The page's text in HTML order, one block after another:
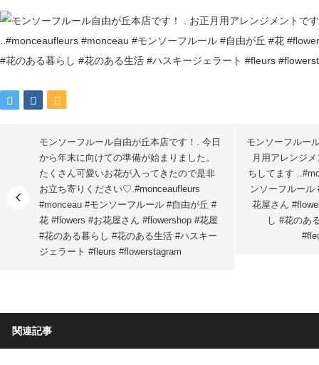
モンソーフルール自由が丘本店です！. 今日
から年末に向けての準備が始まりました。
たくさん可愛いお花が入ってきたので是非
お立ち寄りください♡.#monceaufleurs
#monceau #モンソーフルール #自由が丘 #
花 #flowers #お花屋さん #flowershop #花屋
#花のある暮らし #花のある生活 #ハスキー
ジェラート #fleurs #flowerstagram
モンソーフルー
月用アレンジ
ちしてます
ンソーフルール
花屋さん
し #花のあ
関連記事